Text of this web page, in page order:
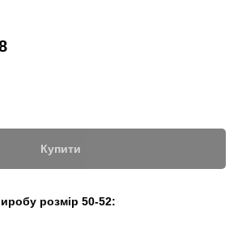
Купити
розмір 50-52: